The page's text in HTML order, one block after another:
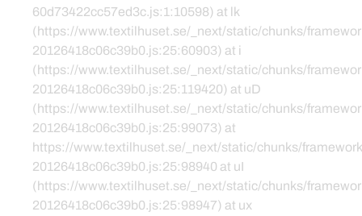
60d73422cc57ed3c.js:1:10598) at lk
(https://www.textilhuset.se/_next/static/chunks/
20126418c06c39b0.js:25:60903) at i
(https://www.textilhuset.se/_next/static/chunks/
20126418c06c39b0.js:25:119420) at uD
(https://www.textilhuset.se/_next/static/chunks/
20126418c06c39b0.js:25:99073) at
https://www.textilhuset.se/_next/static/chunks/
20126418c06c39b0.js:25:98940 at uI
(https://www.textilhuset.se/_next/static/chunks/
20126418c06c39b0.js:25:98947) at ux